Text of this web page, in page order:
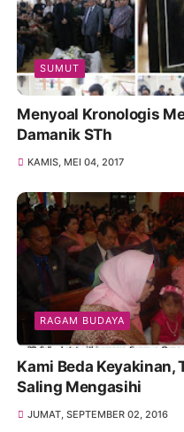
SUMUT
Menyoal Kronologis
Damanik STh
KAMIS, MEI 04, 2017
RAGAM BUDAYA
Kami Beda Keyakinan,
Saling Mengasihi
JUMAT, SEPTEMBER 02, 2016